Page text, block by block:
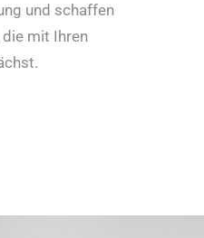
und schaffen
mit Ihren